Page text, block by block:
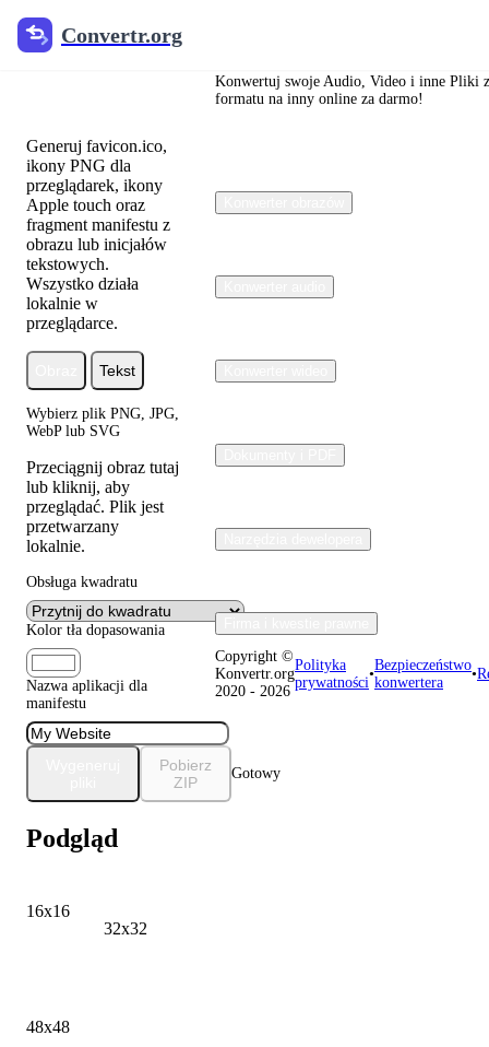
Convertr.org
Generator
Generuj favicon.ico,
ikony PNG dla
przeglądarek, ikony
Apple touch oraz
fragment manifestu z
obrazu lub inicjałów
tekstowych.
Wszystko działa
lokalnie w
przeglądarce.
Tekst
Wybierz plik PNG, JPG,
WebP lub SVG
Przeciągnij obraz tutaj
lub kliknij, aby
przeglądać. Plik jest
przetwarzany
lokalnie.
Obsługa kwadratu
Kolor tła dopasowania
Nazwa aplikacji dla
manifestu
Pobierz
ZIP
Gotowy
Podgląd
16x16
32x32
48x48
Konwertuj swoje Audio, Video i inne Pliki
formatu na inny online za darmo!
Copyright ©
Konvertr.org
2020 - 2026
Polityka
prywatności
•
Bezpieczeństwo
konwertera
•